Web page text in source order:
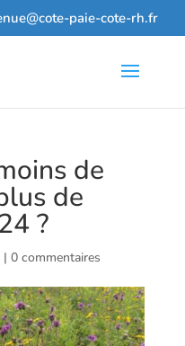
paie-cote-rh.fr
de
de
?
| 0 commentaires